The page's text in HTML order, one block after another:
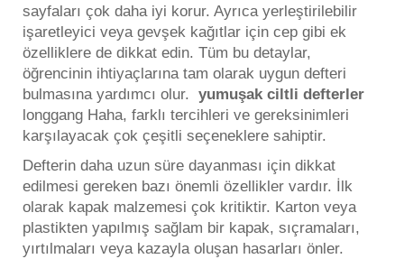
sayfaları çok daha iyi korur. Ayrıca yerleştirilebilir
işaretleyici veya gevşek kağıtlar için cep gibi ek
özelliklere de dikkat edin. Tüm bu detaylar,
öğrencinin ihtiyaçlarına tam olarak uygun defteri
bulmasına yardımcı olur. yumuşak ciltli defterler
longgang Haha, farklı tercihleri ve gereksinimleri
karşılayacak çok çeşitli seçeneklere sahiptir.
Defterin daha uzun süre dayanması için dikkat
edilmesi gereken bazı önemli özellikler vardır. İlk
olarak kapak malzemesi çok kritiktir. Karton veya
plastikten yapılmış sağlam bir kapak, sıçramaları,
yırtılmaları veya kazayla oluşan hasarları önler.